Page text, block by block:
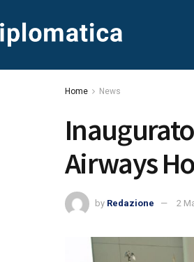
Home News
Airways
by Redazione 2